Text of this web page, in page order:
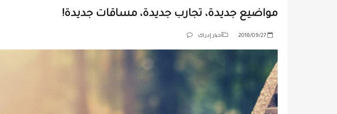
مواضيع جديدة، تجارب جديدة، مساقات جديدة!
P
e
d
o
n
2018/09/27 أخبار إدراك